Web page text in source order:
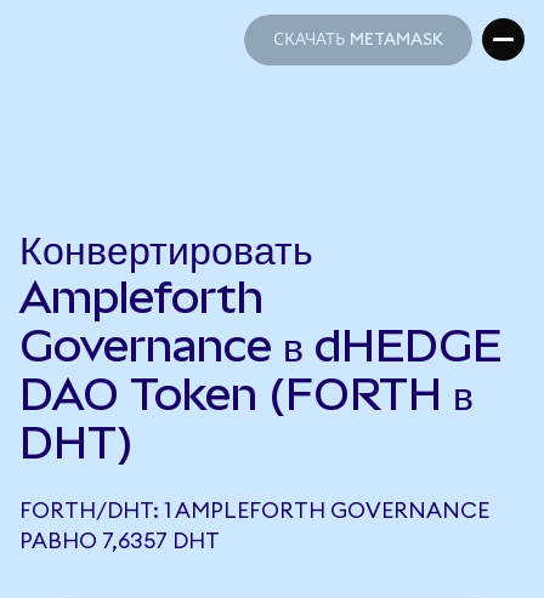
СКАЧАТЬ METAMASK
Конвертировать
Ampleforth
Governance в dHEDGE
DAO Token (FORTH в
DHT)
FORTH/DHT: 1 AMPLEFORTH GOVERNANCE
РАВНО 7,6357 DHT